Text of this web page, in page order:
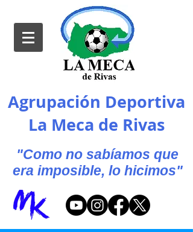
Agrupación Deportiva
La Meca de Rivas
"Como no sabíamos que
era imposible, lo hicimos"